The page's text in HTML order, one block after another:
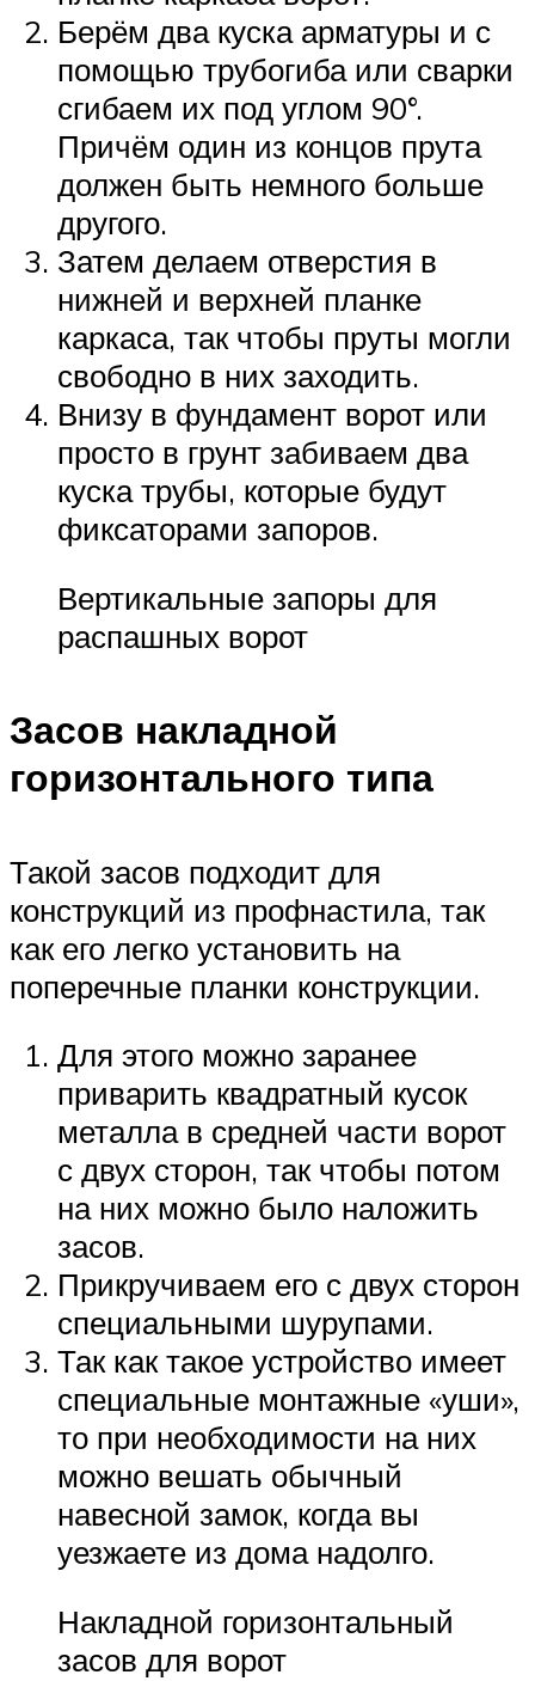
Берём два куска арматуры и с
помощью трубогиба или сварки
сгибаем их под углом 90°.
Причём один из концов прута
должен быть немного больше
другого.
Затем делаем отверстия в
нижней и верхней планке
каркаса, так чтобы пруты могли
свободно в них заходить.
Внизу в фундамент ворот или
просто в грунт забиваем два
куска трубы, которые будут
фиксаторами запоров.
Вертикальные запоры для
распашных ворот
Засов накладной
горизонтального типа
Такой засов подходит для
конструкций из профнастила, так
как его легко установить на
поперечные планки конструкции.
Для этого можно заранее
приварить квадратный кусок
металла в средней части ворот
с двух сторон, так чтобы потом
на них можно было наложить
засов.
Прикручиваем его с двух сторон
специальными шурупами.
Так как такое устройство имеет
специальные монтажные «уши»,
то при необходимости на них
можно вешать обычный
навесной замок, когда вы
уезжаете из дома надолго.
Накладной горизонтальный
засов для ворот